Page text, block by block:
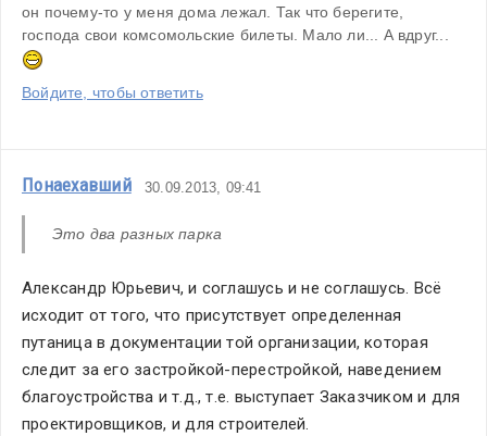
он почему-то у меня дома лежал. Так что берегите,
господа свои комсомольские билеты. Мало ли... А вдруг...
Войдите, чтобы ответить
Понаехавший 30.09.2013, 09:41
Это два разных парка
Александр Юрьевич, и соглашусь и не соглашусь. Всё
исходит от того, что присутствует определенная
путаница в документации той организации, которая
следит за его застройкой-перестройкой, наведением
благоустройства и т.д., т.е. выступает Заказчиком и для
проектировщиков, и для строителей.